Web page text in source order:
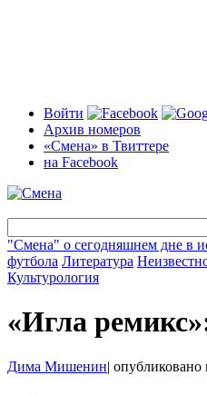
Войти
Архив номеров
«Смена» в Твиттере
на Facebook
"Смена" о сегодняшнем дне в
футбола Литература
Культурология
«Игла
Дима Мишенин| опубликовано